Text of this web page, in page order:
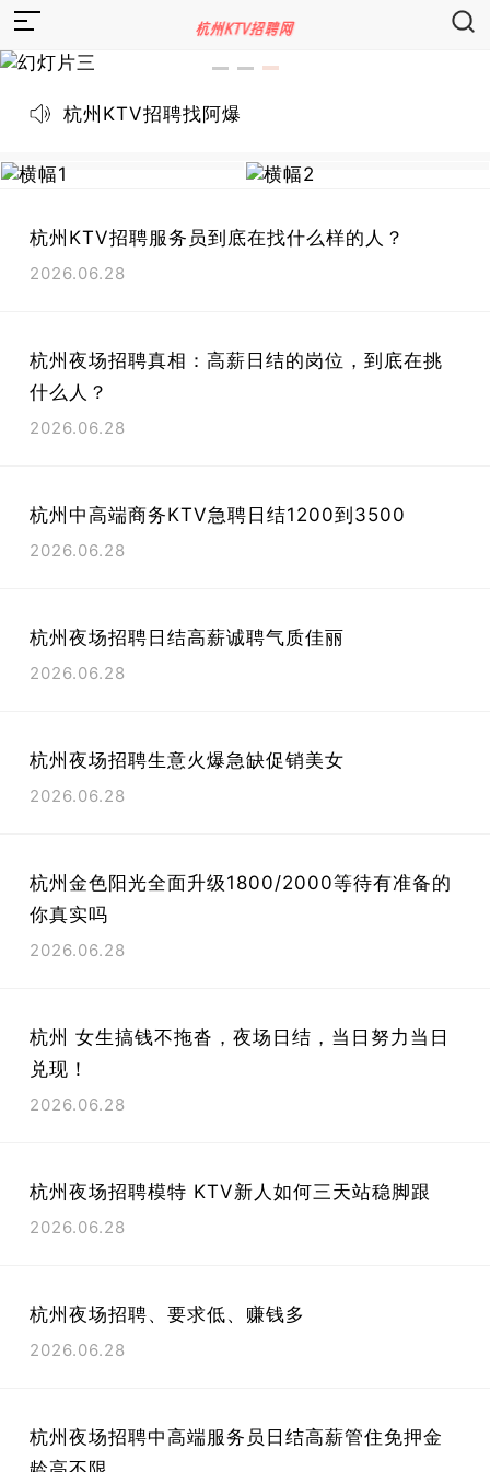
杭州KTV招聘找阿爆
杭州KTV招聘服务员到底在找什么样的人？
2026.06.28
杭州夜场招聘真相：高薪日结的岗位，到底在挑
什么人？
2026.06.28
杭州中高端商务KTV急聘日结1200到3500
2026.06.28
杭州夜场招聘日结高薪诚聘气质佳丽
2026.06.28
杭州夜场招聘生意火爆急缺促销美女
2026.06.28
杭州金色阳光全面升级1800/2000等待有准备的
你真实吗
2026.06.28
杭州 女生搞钱不拖沓，夜场日结，当日努力当日
兑现！
2026.06.28
杭州夜场招聘模特 KTV新人如何三天站稳脚跟
2026.06.28
杭州夜场招聘、要求低、赚钱多
2026.06.28
杭州夜场招聘中高端服务员日结高薪管住免押金